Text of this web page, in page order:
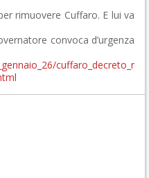
rimuovere Cuffaro. E lui va
convoca d’urgenza